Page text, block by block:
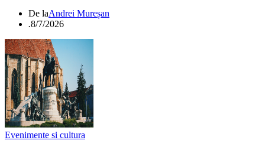
De laAndrei Mureșan
.8/7/2026
Evenimente si cultura